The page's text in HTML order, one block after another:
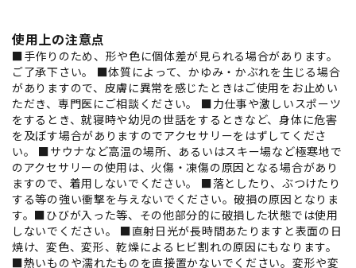
使用上の注意点
■手作りのため、形や色に個体差が見られる場合があります。
ご了承下さい。 ■体質によって、かゆみ・かぶれを生じる場合
がありますので、皮膚に異常を感じたときはご使用をお止めい
ただき、専門医にご相談ください。 ■力仕事や激しいスポーツ
をするとき、就寝時や幼児の世話をするときなど、身体に危害
を及ぼす場合がありますのでアクセサリーをはずしてくださ
い。 ■サウナなど高温の場所、あるいはスキー場など極寒地で
のアクセサリーの使用は、火傷・凍傷の原因となる場合があり
ますので、着用しないでください。 ■落としたり、ぶつけたり
する等の強い衝撃を与えないでください。破損の原因となりま
す。■ひびが入った等、その他部分的に破損した状態では使用
しないでください。 ■直射日光が長時間あたりますと表面の日
焼け、変色、変形、乾燥によるヒビ割れの原因にもなります。
■熱いものや濡れたものを直接置かないでください。変形や変